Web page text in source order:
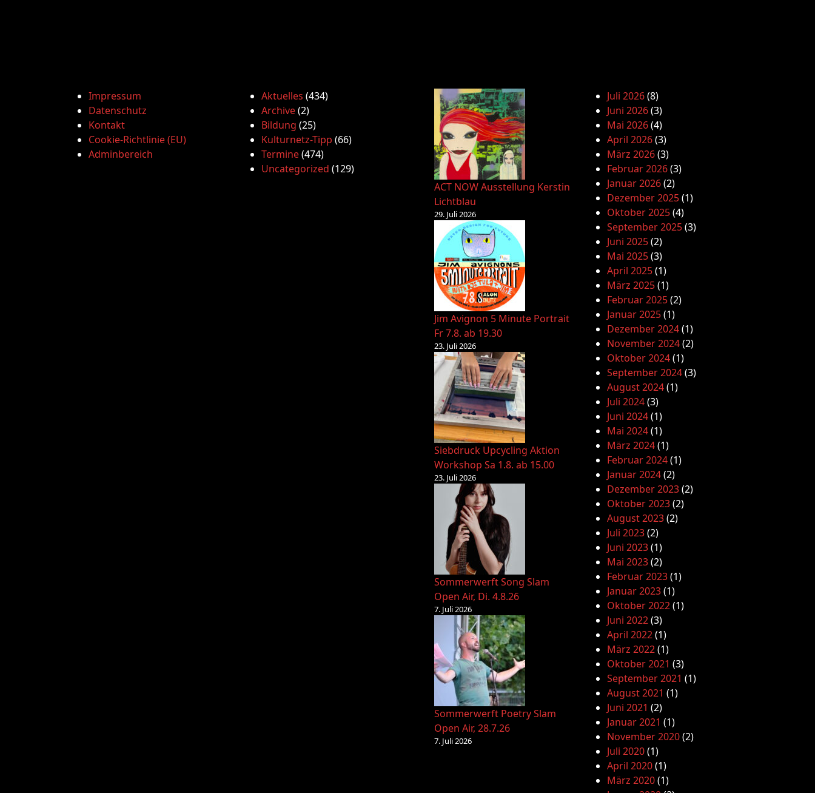
Impressum
Datenschutz
Kontakt
Cookie-Richtlinie (EU)
Adminbereich
Aktuelles (434)
Archive(2)
Bildung (25)
Kulturnetz-Tipp (66)
Termine(474)
Uncategorized (129)
ACT NOW Ausstellung Kerstin
Lichtblau
29. Juli 2026
Jim Avignon 5 Minute Portrait
Fr 7.8. ab 19.30
23. Juli 2026
Siebdruck Upcycling Aktion
Workshop Sa 1.8. ab 15.00
23. Juli 2026
Sommerwerft Song Slam
Open Air, Di. 4.8.26
7. Juli 2026
Sommerwerft Poetry Slam
Open Air, 28.7.26
7. Juli 2026
Juli 2026(8)
Juni 2026(3)
Mai 2026(4)
April 2026(3)
März 2026(3)
Februar 2026(3)
Januar 2026(2)
Dezember 2025(1)
Oktober 2025(4)
September 2025(3)
Juni 2025(2)
Mai 2025(3)
April 2025(1)
März 2025(1)
Februar 2025(2)
Januar 2025(1)
Dezember 2024(1)
November 2024(2)
Oktober 2024(1)
September 2024(3)
August 2024(1)
Juli 2024(3)
Juni 2024(1)
Mai 2024(1)
März 2024(1)
Februar 2024(1)
Januar 2024(2)
Dezember 2023(2)
Oktober 2023(2)
August 2023(2)
Juli 2023(2)
Juni 2023(1)
Mai 2023(2)
Februar 2023(1)
Januar 2023(1)
Oktober 2022(1)
Juni 2022(3)
April 2022(1)
März 2022(1)
Oktober 2021 (3)
September 2021 (1)
August 2021 (1)
Juni 2021 (2)
Januar 2021 (1)
November 2020(2)
Juli 2020(1)
April 2020(1)
März 2020(1)